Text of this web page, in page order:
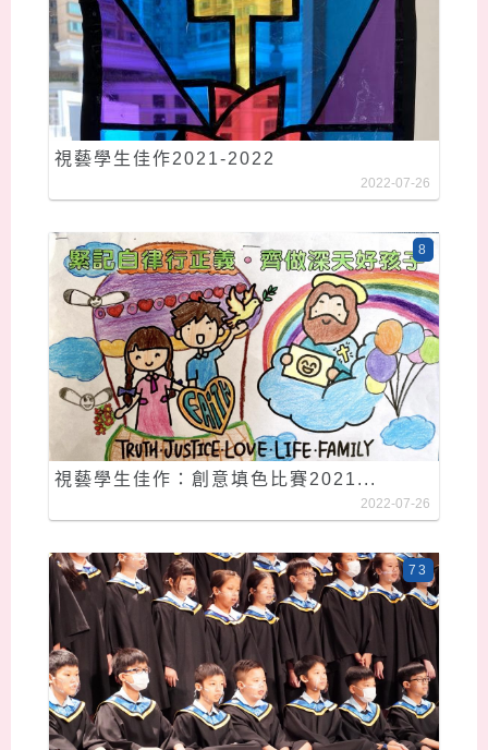
視藝學生佳作2021-2022
2022-07-26
視藝學生佳作：創意填色比賽2021...
8
2022-07-26
73